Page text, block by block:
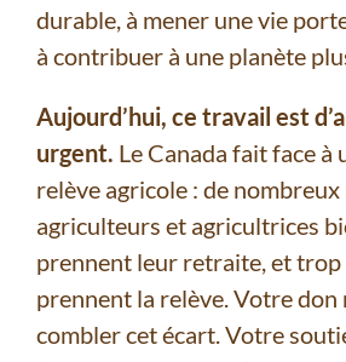
durable, à mener une vie
à contribuer à une planète
Aujourd’hui, ce travail est
urgent. Le Canada fait face à
relève agricole : de
agriculteurs et agricultrices
prennent leur retraite, et trop
prennent la relève. Votre don
combler cet écart. Votre